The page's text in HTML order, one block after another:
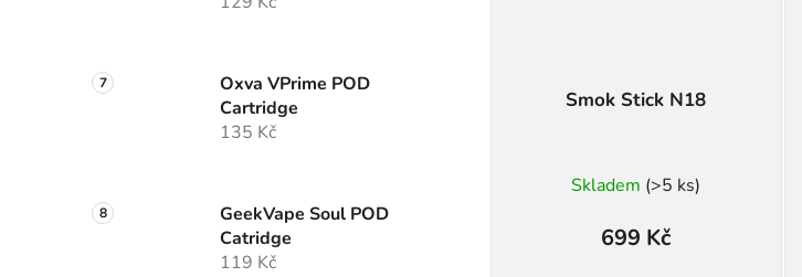
Oxva VPrime POD
Cartridge
135 Kč
GeekVape Soul POD
Catridge
119 Kč
Smok Stick N18
Skladem (>5 ks)
699 Kč